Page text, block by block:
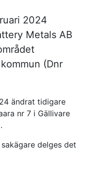
2024
Metals AB
(Dnr
ändrat tidigare
nr 7 i Gällivare
delges det